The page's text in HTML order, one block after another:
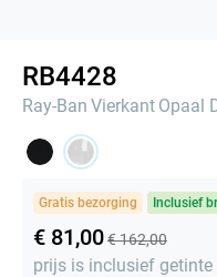
RB4428
Ray-Ban Vierkant Opaal
Gratis bezorging Inclusief
€ 81,00€ 162,00
prijs is inclusief getinte